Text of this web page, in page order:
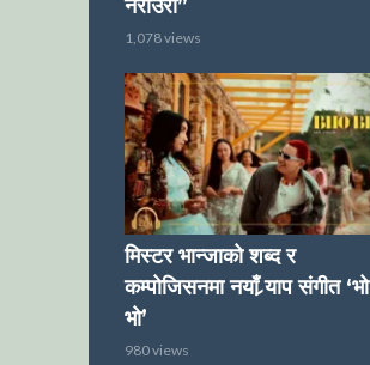
नराउरी”
1,078 views
मिस्टर भान्जाको शब्द र
कम्पोजिसनमा नयाँ र्‍याप संगीत ‘भो
भो’
980 views